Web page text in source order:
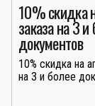
10% скидка
заказа на 3 и
документов
10% скидка на
на 3 и более